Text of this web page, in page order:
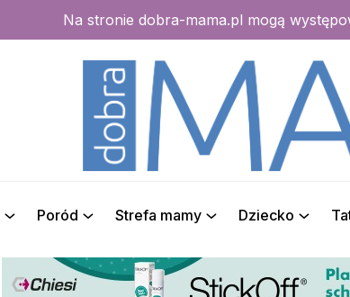
Na stronie dobra-mama.pl mogą
Poród Strefa mamy Dziecko